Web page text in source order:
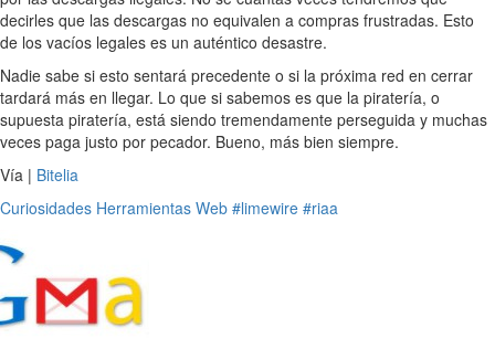
decirles que las descargas no equivalen a compras frustradas. Esto
de los vacíos legales es un auténtico desastre.
Nadie sabe si esto sentará precedente o si la próxima red en cerrar
tardará más en llegar. Lo que si sabemos es que la piratería, o
supuesta piratería, está siendo tremendamente perseguida y muchas
veces paga justo por pecador. Bueno, más bien siempre.
Vía | Bitelia
Curiosidades Herramientas Web #limewire #riaa